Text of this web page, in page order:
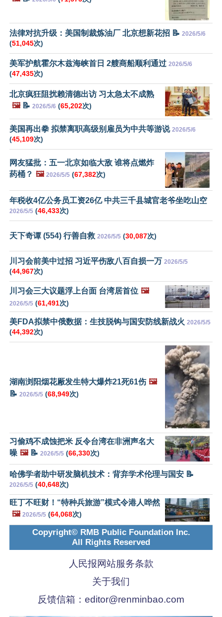
法律对抗升级：美国制裁炼油厂 北京想新花招 📝 2026/5/6
(51,045次)
美军护航霍尔木兹海峡首日 2艘商船顺利通过 2026/5/6
(47,435次)
北京疯狂阻扰赖清德出访 习太急太不成熟
🖼️📝 2026/5/6 (65,202次)
美国再出拳 拟禁离职高级别雇员为中共等游说 2026/5/6
(45,109次)
网友猛批：五一北京如临大敌 谁将点燃炸
药桶？ 🖼️ 2026/5/5 (67,382次)
年税收4亿公务员工资26亿 中共三千县城官老爷坐吃山空
2026/5/5 (46,433次)
天下奇谭 (554) 行善自救 2026/5/5 (30,087次)
川习会前美中过招 习近平伤敌八百自损一万 2026/5/5
(44,967次)
川习会三大议题浮上台面 台湾居首位 🖼️
2026/5/5 (61,491次)
美FDA拟禁中俄数据：生技脱钩与国安防线新战火 2026/5/5
(44,392次)
湖南浏阳烟花厰发生特大爆炸21死61伤 🖼️
📝 2026/5/5 (68,949次)
习偷鸡不成蚀把米 反令台湾在非洲声名大
噪 🖼️📝 2026/5/5 (66,330次)
哈佛学者助中研发脑机技术：背弃学术伦理与国安 📝
2026/5/5 (40,648次)
旺丁不旺财！“特种兵旅游”模式令港人哗然
🖼️ 2026/5/5 (64,068次)
Copyright© RMB Public Foundation Inc.
All Rights Reserved
人民报网站服务条款
关于我们
反馈信箱： editor@renminbao.com